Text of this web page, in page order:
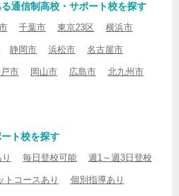
通信制高校・サポート校を探す
千葉市 東京23区 横浜市
静岡市 浜松市 名古屋市
市 岡山市 広島市 北九州市
ト校を探す
毎日登校可能 週1～週3日登校
トコースあり 個別指導あり